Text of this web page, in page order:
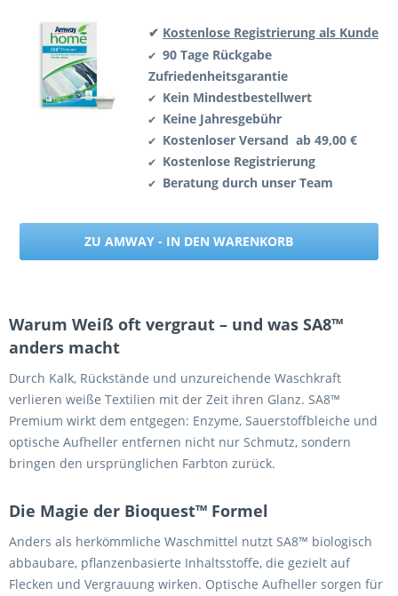
✔ Kostenlose Registrierung als Kunde
✔ 90 Tage Rückgabe
Zufriedenheitsgarantie
✔ Kein Mindestbestellwert
✔ Keine Jahresgebühr
✔ Kostenloser Versand ab 49,00 €
✔ Kostenlose Registrierung
✔ Beratung durch unser Team
ZU AMWAY - IN DEN WARENKORB
Warum Weiß oft vergraut – und was SA8™
anders macht
Durch Kalk, Rückstände und unzureichende Waschkraft
verlieren weiße Textilien mit der Zeit ihren Glanz. SA8™
Premium wirkt dem entgegen: Enzyme, Sauerstoffbleiche und
optische Aufheller entfernen nicht nur Schmutz, sondern
bringen den ursprünglichen Farbton zurück.
Die Magie der Bioquest™ Formel
Anders als herkömmliche Waschmittel nutzt SA8™ biologisch
abbaubare, pflanzenbasierte Inhaltsstoffe, die gezielt auf
Flecken und Vergrauung wirken. Optische Aufheller sorgen für